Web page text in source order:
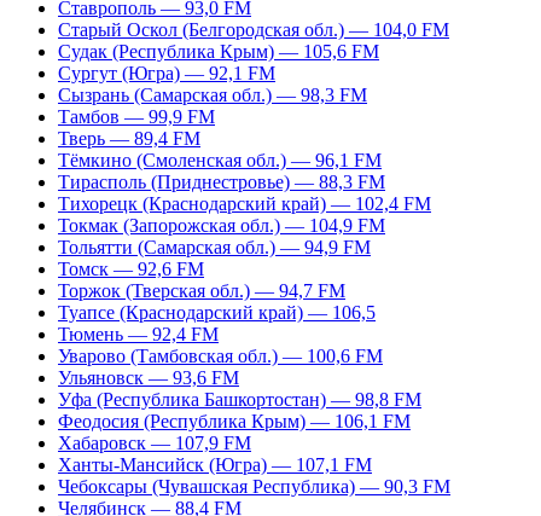
Ставрополь — 93,0 FM
Старый Оскол (Белгородская обл.) — 104,0 FM
Судак (Республика Крым) — 105,6 FM
Сургут (Югра) — 92,1 FM
Сызрань (Самарская обл.) — 98,3 FM
Тамбов — 99,9 FM
Тверь — 89,4 FM
Тёмкино (Смоленская обл.) — 96,1 FM
Тирасполь (Приднестровье) — 88,3 FM
Тихорецк (Краснодарский край) — 102,4 FM
Токмак (Запорожская обл.) — 104,9 FM
Тольятти (Самарская обл.) — 94,9 FM
Томск — 92,6 FM
Торжок (Тверская обл.) — 94,7 FM
Туапсе (Краснодарский край) — 106,5
Тюмень — 92,4 FM
Уварово (Тамбовская обл.) — 100,6 FM
Ульяновск — 93,6 FM
Уфа (Республика Башкортостан) — 98,8 FM
Феодосия (Республика Крым) — 106,1 FM
Хабаровск — 107,9 FM
Ханты-Мансийск (Югра) — 107,1 FM
Чебоксары (Чувашская Республика) — 90,3 FM
Челябинск — 88,4 FM